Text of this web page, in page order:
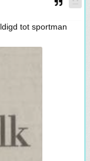
tot sportman